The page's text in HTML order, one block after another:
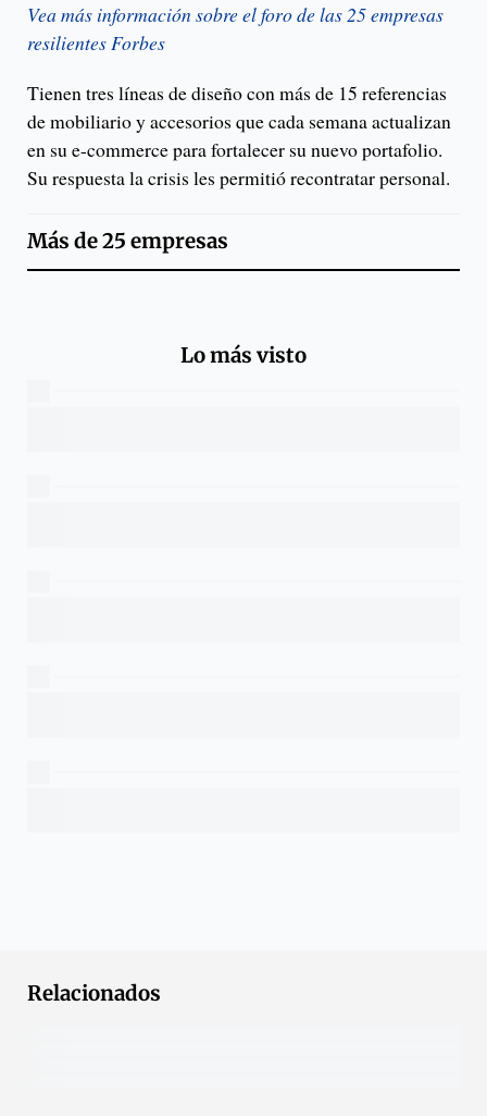
Vea más información sobre el foro de las 25 empresas
resilientes Forbes
Tienen tres líneas de diseño con más de 15 referencias
de mobiliario y accesorios que cada semana actualizan
en su e-commerce para fortalecer su nuevo portafolio.
Su respuesta la crisis les permitió recontratar personal.
Más de25 empresas
Lo más visto
Relacionados